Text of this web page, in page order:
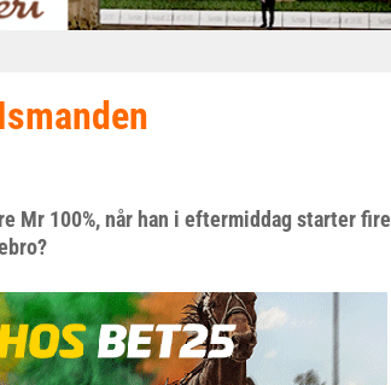
Mr 100%, når han i eftermiddag starter fire